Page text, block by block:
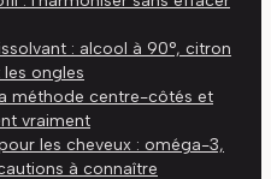
: alcool à 90°, citron
ongles
méthode centre-côtés et
vraiment
les cheveux : oméga-3,
à connaître